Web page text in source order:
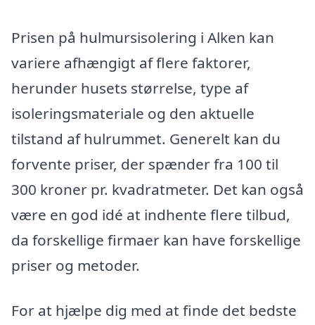
Prisen på hulmursisolering i Alken kan
variere afhængigt af flere faktorer,
herunder husets størrelse, type af
isoleringsmateriale og den aktuelle
tilstand af hulrummet. Generelt kan du
forvente priser, der spænder fra 100 til
300 kroner pr. kvadratmeter. Det kan også
være en god idé at indhente flere tilbud,
da forskellige firmaer kan have forskellige
priser og metoder.
For at hjælpe dig med at finde det bedste